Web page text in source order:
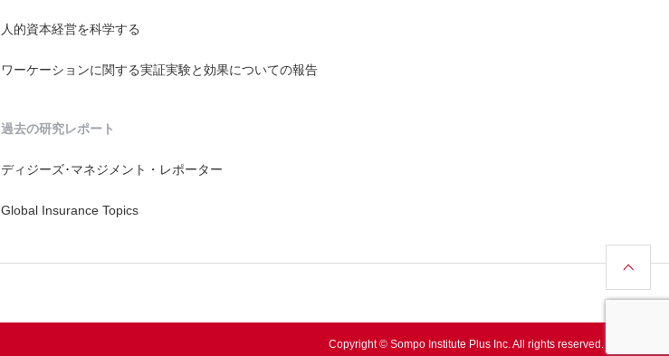
人的資本経営を科学する
ワーケーションに関する実証実験と効果についての報告
過去の研究レポート
ディジーズ･マネジメント・レポーター
Global Insurance Topics
Copyright © Sompo Institute Plus Inc. All rights reserved.